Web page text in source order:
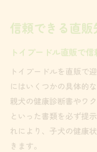
信頼できる直
トイプードル直販で
トイプードルを直販で
にはいくつかの具体的
親犬の健康診断書やワ
といった書類を必ず提
れにより、子犬の健康
きます。